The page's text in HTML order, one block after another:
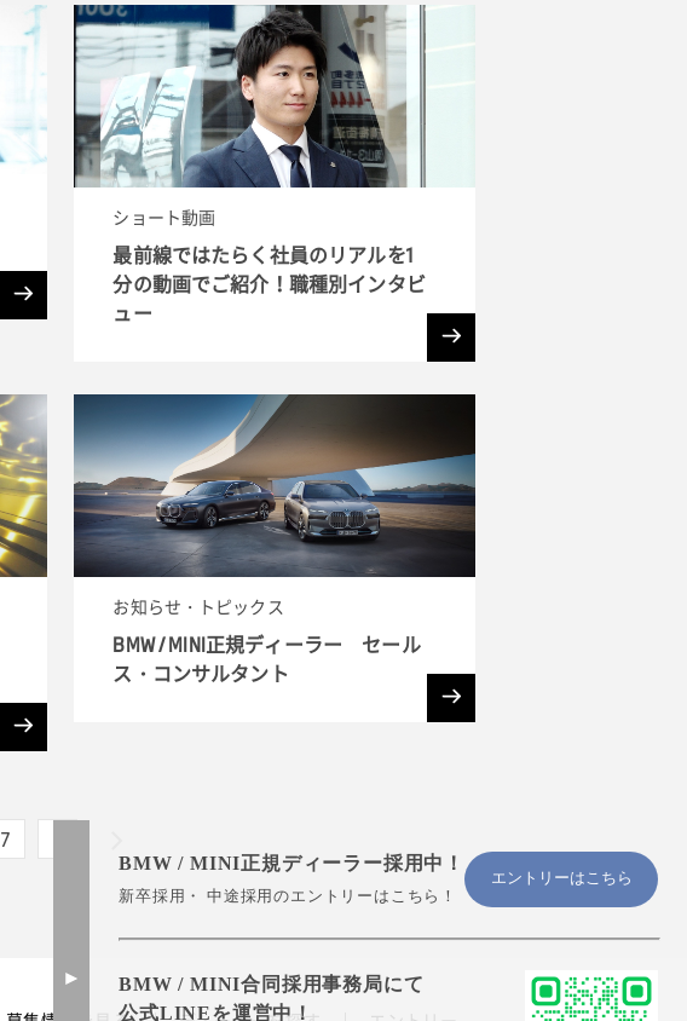
ショート動画
最前線ではたらく社員のリアルを1
分の動画でご紹介！職種別インタビ
ュー
お知らせ・トピックス
BMW / MINI正規ディーラー セール
ス・コンサルタント
7
エントリーはこちら
BMW / MINI正規ディーラー採用中！
新卒採用・ 中途採用のエントリーはこちら！
BMW / MINI合同採用事務局にて
公式LINEを運営中！